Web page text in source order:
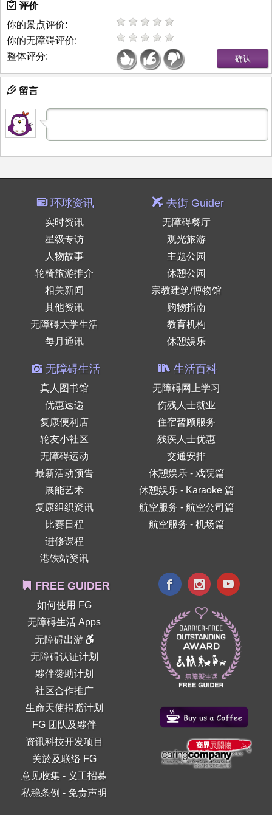
评价
你的景点评价:
你的无障碍评价:
整体评分:
留言
环球资讯
实时资讯
星级专访
人物故事
轮椅旅游推介
相关新闻
其他资讯
无障碍大学生活
每月通讯
去街 Guider
无障碍餐厅
观光旅游
主题公园
休憩公园
宗教建筑/博物馆
购物指南
教育机构
休憩娱乐
无障碍生活
真人图书馆
优惠速递
复康便利店
轮友小社区
无障碍运动
最新活动预告
展能艺术
复康组织资讯
比赛日程
进修课程
港铁站资讯
生活百科
无障碍网上学习
伤残人士就业
住宿暂顾服务
残疾人士优惠
交通安排
休憩娱乐 - 戏院篇
休憩娱乐 - Karaoke 篇
航空服务 - 航空公司篇
航空服务 - 机场篇
FREE GUIDER
如何使用 FG
无障碍生活 Apps
无障碍出游
无障碍认证计划
夥伴赞助计划
社区合作推广
生命天使捐赠计划
FG 团队及夥伴
资讯科技开发项目
关於及联络 FG
意见收集 - 义工招募
私稳条例 - 免责声明